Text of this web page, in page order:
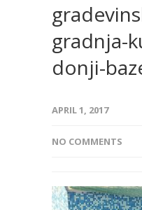
gradnja-
donji-
APRIL 1, 2017
NO COMMENTS